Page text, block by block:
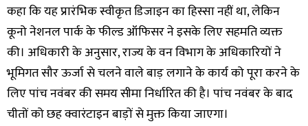
कहा कि यह प्रारंभिक स्वीकृत डिजाइन का हिस्सा नहीं था, लेकिन
कूनो नेशनल पार्क के फील्ड ऑफिसर ने इसके लिए सहमति व्यक्त
की। अधिकारी के अनुसार, राज्य के वन विभाग के अधिकारियों ने
भूमिगत सौर ऊर्जा से चलने वाले बाड़ लगाने के कार्य को पूरा करने के
लिए पांच नवंबर की समय सीमा निर्धारित की है। पांच नवंबर के बाद
चीतों को छह क्वारंटाइन बाड़ों से मुक्त किया जाएगा।